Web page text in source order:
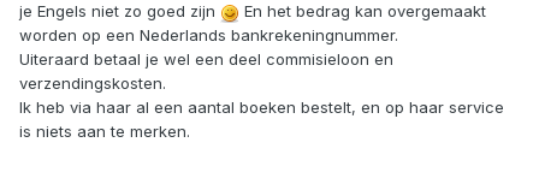
je Engels niet zo goed zijn
En het bedrag kan overgemaakt
worden op een Nederlands bankrekeningnummer.
Uiteraard betaal je wel een deel commisieloon en
verzendingskosten.
Ik heb via haar al een aantal boeken bestelt, en op haar service
is niets aan te merken.